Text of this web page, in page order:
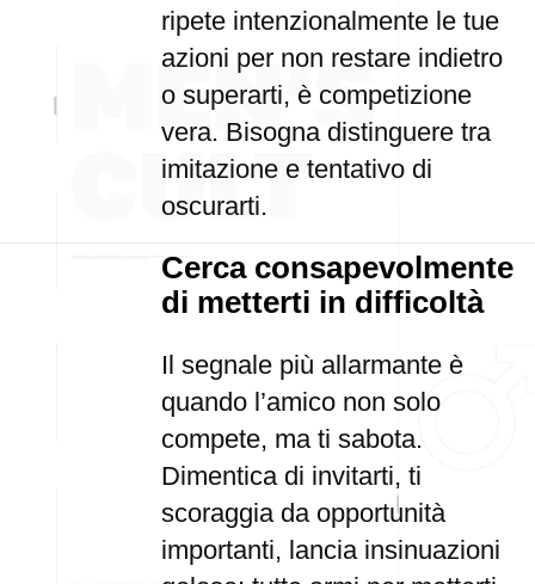
ripete intenzionalmente le tue
azioni per non restare indietro
o superarti, è competizione
vera. Bisogna distinguere tra
imitazione e tentativo di
oscurarti.
Cerca consapevolmente
di metterti in difficoltà
Il segnale più allarmante è
quando l’amico non solo
compete, ma ti sabota.
Dimentica di invitarti, ti
scoraggia da opportunità
importanti, lancia insinuazioni